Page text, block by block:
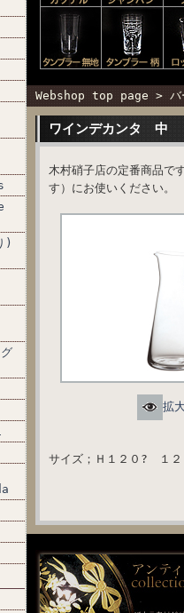
)
Webshop top page >
ワインデカンタ 中
木村硝子店の定番商品で
す）にお使いください。
拡
サイズ；Ｈ１２０? １２